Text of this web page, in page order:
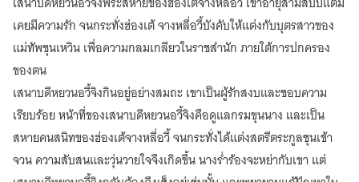
อ
วี้
จิง
เคยมีความรัก จนกระทั่งฮ่องเต้ จางหลี่อวี้บังคับให้แต่งกับบุตรสาวของ
แม่ทัพชุนเหวิน เพื่อความกลมเกลียวในราชสำนัก ภายใต้การปกครอง
ของตน
เสนาบดีหยวนอวี้จิงกินอยู่อย่างสมถะ เขาเป็นผู้รักสงบและชอบความ
เรียบร้อย หน้าที่ของเสนาบดีหยวนอวี้จิงคือดูแลกรมขุนนาง และเป็น
สหายคนสนิทของฮ่องเต้จางหลี่อวี้ จนกระทั่งได้แต่งสตรีตระกูลชุนเข้า
จวน ความสับสนและวุ่นวายใจจึงเกิดขึ้น นางร่ำร้องจะหย่ากับเขา แต่